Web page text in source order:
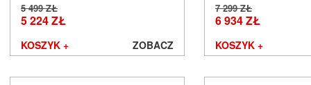
Paradigm
PeerlessAV
Phasemation
Philips
5 499 ZŁ
5 224 ZŁ
KOSZYK + ZOBACZ
7 299 ZŁ
6 934 ZŁ
KOSZYK +